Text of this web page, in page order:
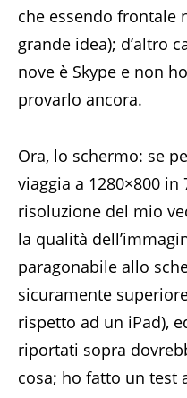
che essendo frontale
grande idea); d’altro
nove è Skype e non
provarlo ancora.
Ora, lo schermo: se
viaggia a 1280×800 in
risoluzione del mio
la qualità
paragonabile allo
sicuramente
rispetto ad un iPad),
riportati sopra
cosa; ho fatto un test